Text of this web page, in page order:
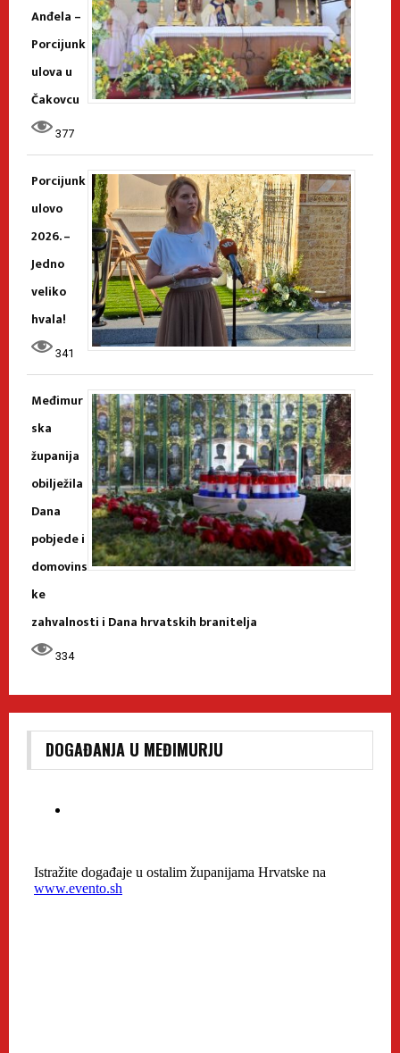
Anđela –
Porcijunk
ulova u
Čakovcu
377
Porcijunk
ulovo
2026. –
Jedno
veliko
hvala!
341
Međimur
ska
županija
obilježila
Dana
pobjede i
domovins
ke
zahvalnosti i Dana hrvatskih branitelja
334
DOGAĐANJA U MEĐIMURJU